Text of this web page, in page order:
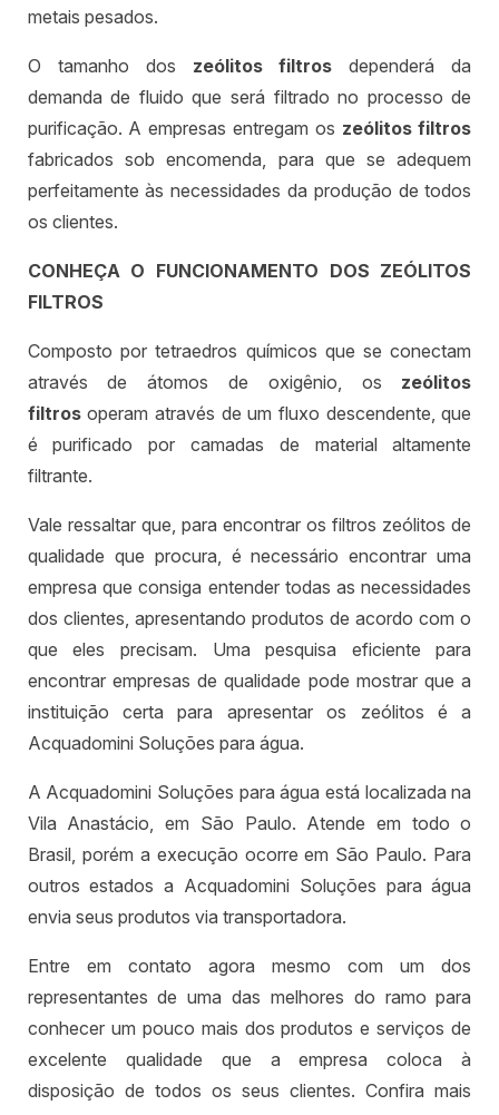
metais pesados.
O tamanho dos zeólitos filtros dependerá da
demanda de fluido que será filtrado no processo de
purificação. A empresas entregam os zeólitos filtros
fabricados sob encomenda, para que se adequem
perfeitamente às necessidades da produção de todos
os clientes.
CONHEÇA O FUNCIONAMENTO DOS ZEÓLITOS
FILTROS
Composto por tetraedros químicos que se conectam
através de átomos de oxigênio, os zeólitos
filtrosoperam através de um fluxo descendente, que
é purificado por camadas de material altamente
filtrante.
Vale ressaltar que, para encontrar os filtros zeólitos de
qualidade que procura, é necessário encontrar uma
empresa que consiga entender todas as necessidades
dos clientes, apresentando produtos de acordo com o
que eles precisam. Uma pesquisa eficiente para
encontrar empresas de qualidade pode mostrar que a
instituição certa para apresentar os zeólitos é a
Acquadomini Soluções para água.
A Acquadomini Soluções para água está localizada na
Vila Anastácio, em São Paulo. Atende em todo o
Brasil, porém a execução ocorre em São Paulo. Para
outros estados a Acquadomini Soluções para água
envia seus produtos via transportadora.
Entre em contato agora mesmo com um dos
representantes de uma das melhores do ramo para
conhecer um pouco mais dos produtos e serviços de
excelente qualidade que a empresa coloca à
disposição de todos os seus clientes. Confira mais